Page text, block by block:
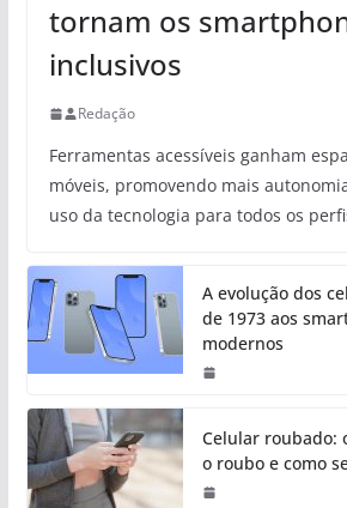
tornam os
inclusivos
Redação
Ferramentas acessíveis ganham
móveis, promovendo mais
uso da tecnologia para todos os
A evolução dos
de 1973 aos
modernos
Celular roubado:
o roubo e como